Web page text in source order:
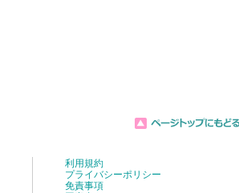
利用規約
プライバシーポリシー
免責事項